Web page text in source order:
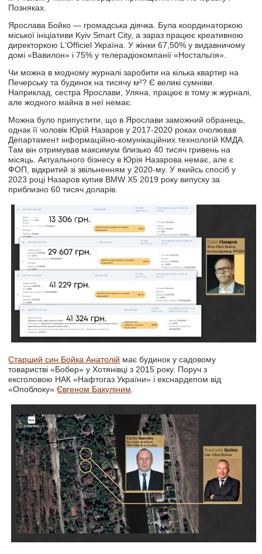
Позняках.
Ярослава Бойко — громадська діячка. Була координаторкою
міської ініціативи Kyiv Smart City, а зараз працює креативною
директоркою L'Officiel Україна. У жінки 67,50% у видавничому
домі «Вавилон» і 75% у телерадіокомпанії «Ностальгія».
Чи можна в модному журналі заробити на кілька квартир на
Печерську та будинок на тисячу м²? Є великі сумніви.
Наприклад, сестра Ярослави, Уляна, працює в тому ж журналі,
але жодного майна в неї немає.
Можна було припустити, що в Ярослави заможний обранець,
однак її чоловік Юрій Назаров у 2017-2020 роках очолював
Департамент інформаційно-комунікаційних технологій КМДА.
Там він отримував максимум близько 40 тисяч гривень на
місяць. Актуального бізнесу в Юрія Назарова немає, але є
ФОП, відкритий зі звільненням у 2020-му. У якийсь спосіб у
2023 році Назаров купив BMW X5 2019 року випуску за
приблизно 60 тисяч доларів.
Старший син Бойка Анатолій має будинок у садовому
товаристві «Бобер» у Хотянівці з 2015 року. Поруч з
ексголовою НАК «Нафтогаз України» і екснардепом від
«Опоблоку»Євгеном Бакуліним.